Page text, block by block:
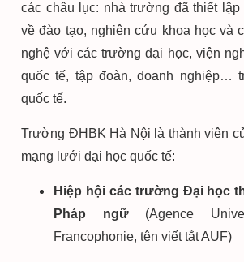
các châu lục: nhà trường đã thiết
về đào tạo, nghiên cứu khoa học và
nghệ với các trường đại học, viện
quốc tế, tập đoàn, doanh nghiệp…
quốc tế.
Trường ĐHBK Hà Nội là thành viên
mạng lưới đại học quốc tế:
Hiệp hội các trường Đại học
Pháp ngữ(Agence
Francophonie, tên viết tắt AUF)